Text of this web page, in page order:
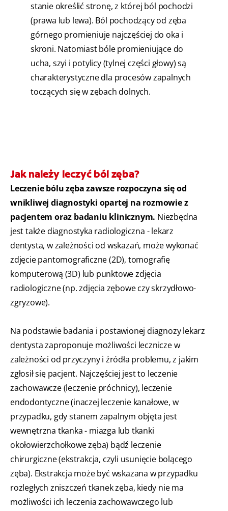
stanie określić stronę, z której ból pochodzi
(prawa lub lewa). Ból pochodzący od zęba
górnego promieniuje najczęściej do oka i
skroni. Natomiast bóle promieniujące do
ucha, szyi i potylicy (tylnej części głowy) są
charakterystyczne dla procesów zapalnych
toczących się w zębach dolnych.
Jak należy leczyć ból zęba?
Leczenie bólu zęba zawsze rozpoczyna się od
wnikliwej diagnostyki opartej na rozmowie z
pacjentem oraz badaniu klinicznym. Niezbędna
jest także diagnostyka radiologiczna - lekarz
dentysta, w zależności od wskazań, może wykonać
zdjęcie pantomograficzne (2D), tomografię
komputerową (3D) lub punktowe zdjęcia
radiologiczne (np. zdjęcia zębowe czy skrzydłowo-
zgryzowe).
Na podstawie badania i postawionej diagnozy lekarz
dentysta zaproponuje możliwości lecznicze w
zależności od przyczyny i źródła problemu, z jakim
zgłosił się pacjent. Najczęściej jest to leczenie
zachowawcze (leczenie próchnicy), leczenie
endodontyczne (inaczej leczenie kanałowe, w
przypadku, gdy stanem zapalnym objęta jest
wewnętrzna tkanka - miazga lub tkanki
okołowierzchołkowe zęba) bądź leczenie
chirurgiczne (ekstrakcja, czyli usunięcie bolącego
zęba). Ekstrakcja może być wskazana w przypadku
rozległych zniszczeń tkanek zęba, kiedy nie ma
możliwości ich leczenia zachowawczego lub